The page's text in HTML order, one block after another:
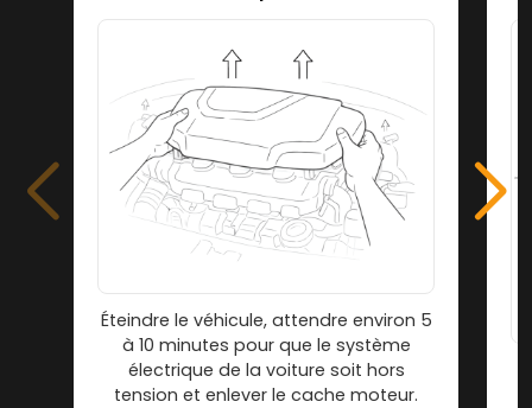
Éteindre le véhicule, attendre environ 5
à 10 minutes pour que le système
électrique de la voiture soit hors
tension et enlever le cache moteur.